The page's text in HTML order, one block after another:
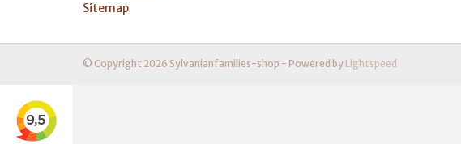
Sitemap
© Copyright 2026 Sylvanianfamilies-shop - Powered by Lightspeed